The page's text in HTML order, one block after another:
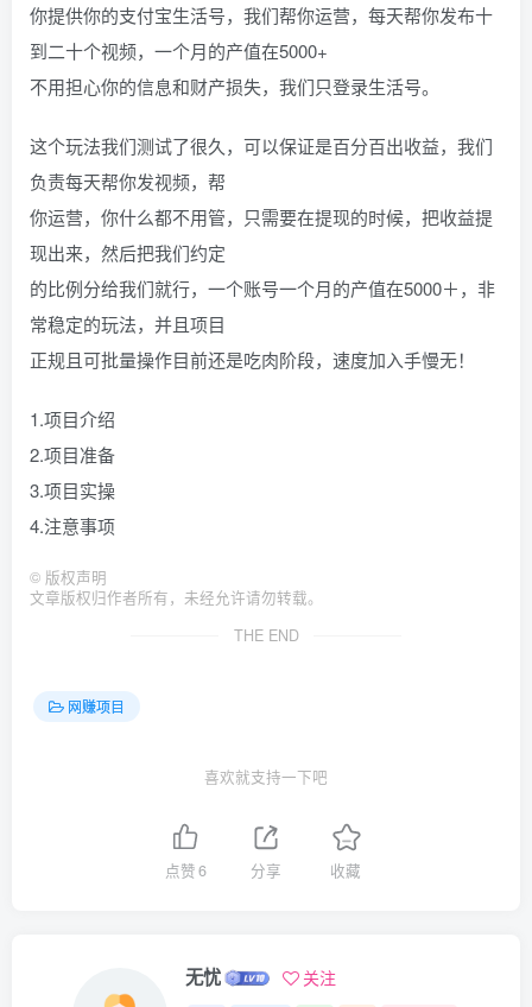
你提供你的支付宝生活号，我们帮你运营，每天帮你发布十
到二十个视频，一个月的产值在5000+
不用担心你的信息和财产损失，我们只登录生活号。
这个玩法我们测试了很久，可以保证是百分百出收益，我们
负责每天帮你发视频，帮
你运营，你什么都不用管，只需要在提现的时候，把收益提
现出来，然后把我们约定
的比例分给我们就行，一个账号一个月的产值在5000＋，非
常稳定的玩法，并且项目
正规且可批量操作目前还是吃肉阶段，速度加入手慢无！
1.项目介绍
2.项目准备
3.项目实操
4.注意事项
© 版权声明
文章版权归作者所有，未经允许请勿转载。
THE END
网赚项目
喜欢就支持一下吧
点赞6 分享 收藏
无忧 关注